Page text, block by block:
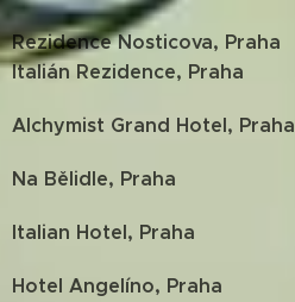
Rezidence Nosticova, Praha
Italián Rezidence, Praha
Alchymist Grand Hotel, Praha
Na Bělidle, Praha
Italian Hotel, Praha
Hotel Angelíno, Praha